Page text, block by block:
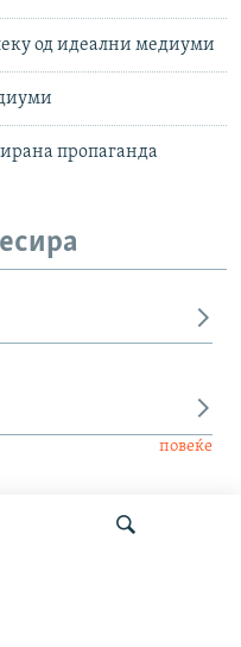
од идеални медиуми
пропаганда
повеќе